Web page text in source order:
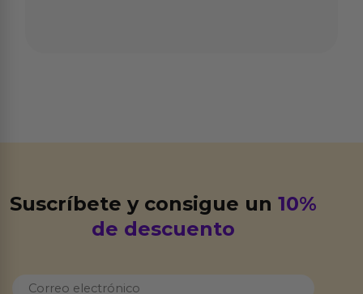
Suscríbete y consigue un10%
de descuento